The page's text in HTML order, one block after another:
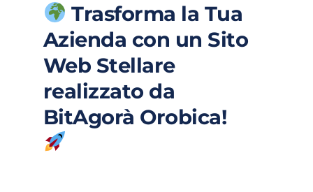
Trasforma la Tua
Azienda con un Sito
Web Stellare
realizzato da
BitAgorà Orobica!